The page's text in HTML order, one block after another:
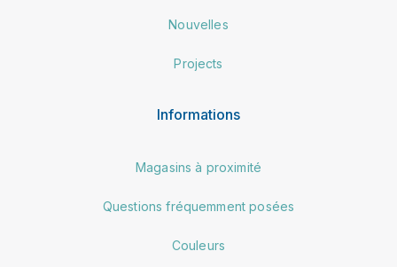
Nouvelles
Projects
Informations
Magasins à proximité
Questions fréquemment posées
Couleurs